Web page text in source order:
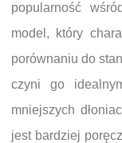
popularność
model, który
porównaniu do
czyni go
mniejszych
jest bardziej